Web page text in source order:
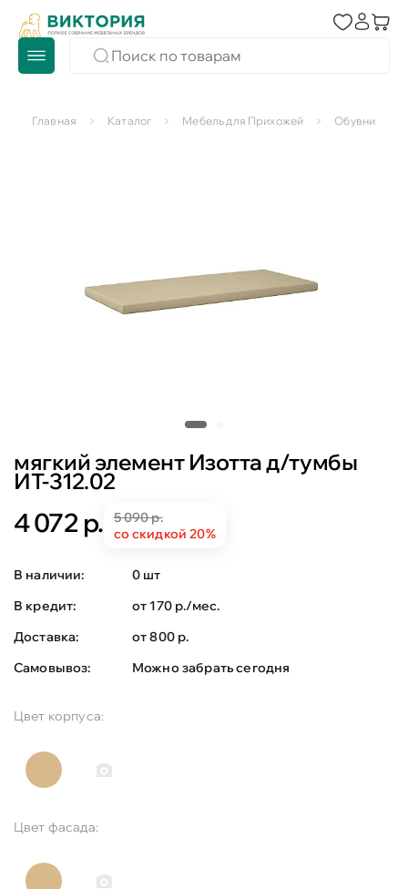
Главная Каталог Мебель для Прихожей Обувницы
мягкий элемент Изотта д/тумбы
ИТ-312.02
4 072 р.
5 090 р.
со скидкой 20%
В наличии:
0 шт
В кредит:
от 170 р./мес.
Доставка:
от 800 р.
Самовывоз:
Можно забрать сегодня
Цвет корпуса:
Цвет фасада: